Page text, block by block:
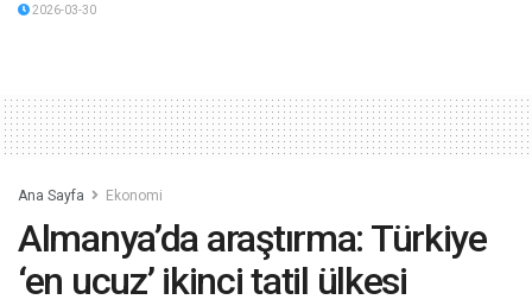
2026-03-30
Ana Sayfa Ekonomi
Almanya’da araştırma: Türkiye
‘en ucuz’ ikinci tatil ülkesi